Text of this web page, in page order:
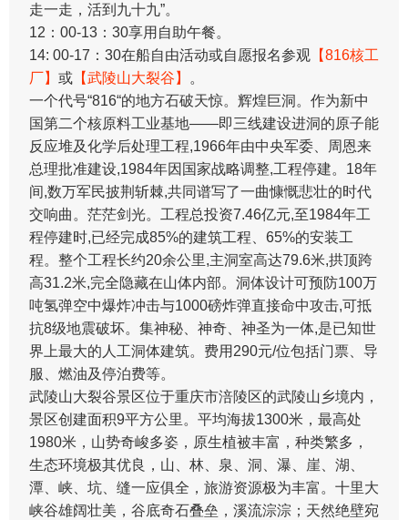
走一走，活到九十九”。
12：00-13：30享用自助午餐。
14: 00-17：30在船自由活动或自愿报名参观 【816核工
厂】 或 【武陵山大裂谷】
。
一个代号“816“的地方石破天惊。辉煌巨洞。作为新中
国第二个核原料工业基地——即三线建设进洞的原子能
反应堆及化学后处理工程,1966年由中央军委、周恩来
总理批准建设,1984年因国家战略调整,工程停建。18年
间,数万军民披荆斩棘,共同谱写了一曲慷慨悲壮的时代
交响曲。茫茫剑光。工程总投资7.46亿元,至1984年工
程停建时,已经完成85%的建筑工程、65%的安装工
程。整个工程长约20余公里,主洞室高达79.6米,拱顶跨
高31.2米,完全隐藏在山体内部。洞体设计可预防100万
吨氢弹空中爆炸冲击与1000磅炸弹直接命中攻击,可抵
抗8级地震破坏。集神秘、神奇、神圣为一体,是已知世
界上最大的人工洞体建筑。费用290元/位包括门票、导
服、燃油及停泊费等。
武陵山大裂谷景区位于重庆市涪陵区的武陵山乡境内，
景区创建面积9平方公里。平均海拔1300米，最高处
1980米，山势奇峻多姿，原生植被丰富，种类繁多，
生态环境极其优良，山、林、泉、洞、瀑、崖、湖、
潭、峡、坑、缝一应俱全，旅游资源极为丰富。十里大
峡谷雄阔壮美，谷底奇石叠垒，溪流淙淙；天然绝壁宛